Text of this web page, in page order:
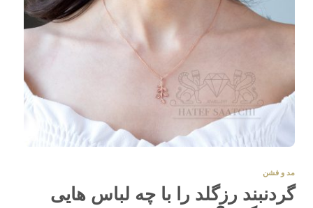
مد و فشن
گردنبند رزگلد را با چه لباس هایی